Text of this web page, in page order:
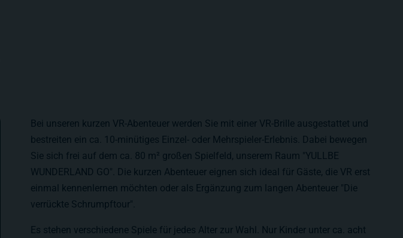
Bei unseren kurzen VR-Abenteuer werden Sie mit einer VR-Brille ausgestattet und
bestreiten ein ca. 10-minütiges Einzel- oder Mehrspieler-Erlebnis. Dabei bewegen
Sie sich frei auf dem ca. 80 m² großen Spielfeld, unserem Raum "YULLBE
WUNDERLAND GO". Die kurzen Abenteuer eignen sich ideal für Gäste, die VR erst
einmal kennenlernen möchten oder als Ergänzung zum langen Abenteuer "Die
verrückte Schrumpftour".
Es stehen verschiedene Spiele für jedes Alter zur Wahl. Nur Kinder unter ca. acht